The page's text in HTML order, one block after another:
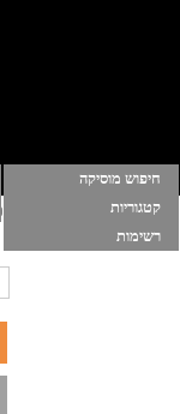
חיפוש מוסיקה
קטגוריות
רשימות
הרשימות שלי התחברות